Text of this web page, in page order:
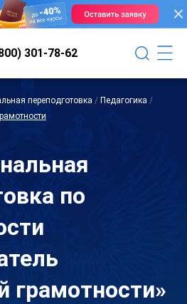
301-78-62
переподготовка / Педагогика /
по
грамотности»